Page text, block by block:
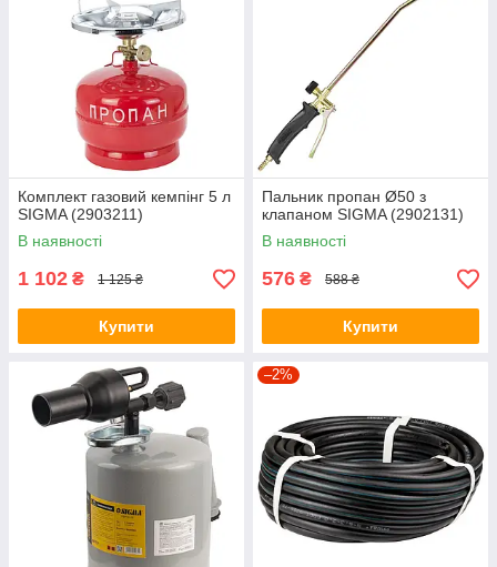
Комплект газовий кемпінг 5 л
SIGMA (2903211)
В наявності
1 102 ₴ 1 125 ₴
Купити
Пальник пропан Ø50 з
клапаном SIGMA (2902131)
В наявності
576 ₴ 588 ₴
Купити
–2%